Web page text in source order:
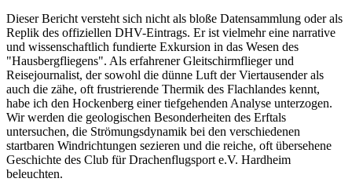
Dieser Bericht versteht sich nicht als bloße Datensammlung oder als
Replik des offiziellen DHV-Eintrags. Er ist vielmehr eine narrative
und wissenschaftlich fundierte Exkursion in das Wesen des
"Hausbergfliegens". Als erfahrener Gleitschirmflieger und
Reisejournalist, der sowohl die dünne Luft der Viertausender als
auch die zähe, oft frustrierende Thermik des Flachlandes kennt,
habe ich den Hockenberg einer tiefgehenden Analyse unterzogen.
Wir werden die geologischen Besonderheiten des Erftals
untersuchen, die Strömungsdynamik bei den verschiedenen
startbaren Windrichtungen sezieren und die reiche, oft übersehene
Geschichte des Club für Drachenflugsport e.V. Hardheim
beleuchten.